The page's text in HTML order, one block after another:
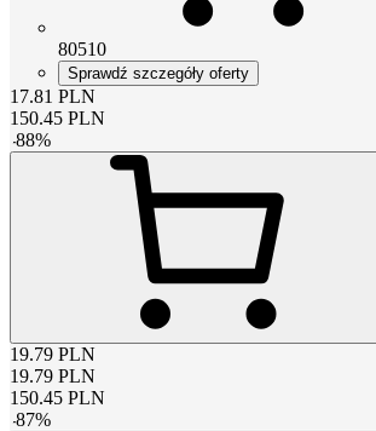
80510
Sprawdź szczegóły oferty
17.81 PLN
150.45 PLN
-88%
19.79 PLN
19.79 PLN
150.45 PLN
-87%